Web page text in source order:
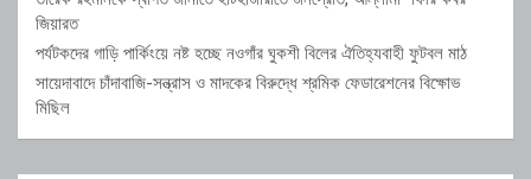
জিয়ারত
পর্যটকদের গাড়ি পার্কিংয়ে নষ্ট হচ্ছে নওগাঁর ঘুকশী বিলের ঐতিহ্যবাহী ফুটবল মাঠ
সায়েদাবাদে চাঁদাবাজি-সন্ত্রাস ও মাদকের বিরুদ্ধে শ্রমিক ফেডারেশনের বিক্ষোভ
মিছিল